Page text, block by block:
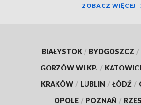
ZOBACZ WIĘCEJ
BIAŁYSTOK / BYDGOSZCZ /
GORZÓW WLKP. /
KRAKÓW / LUBLIN / ŁÓDŹ /
OPOLE / POZNAŃ /